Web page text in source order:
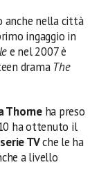
anche nella città
ingaggio in
e nel 2007 è
drama The
Thorneha preso
ha ottenuto il
serie TVche le ha
a livello